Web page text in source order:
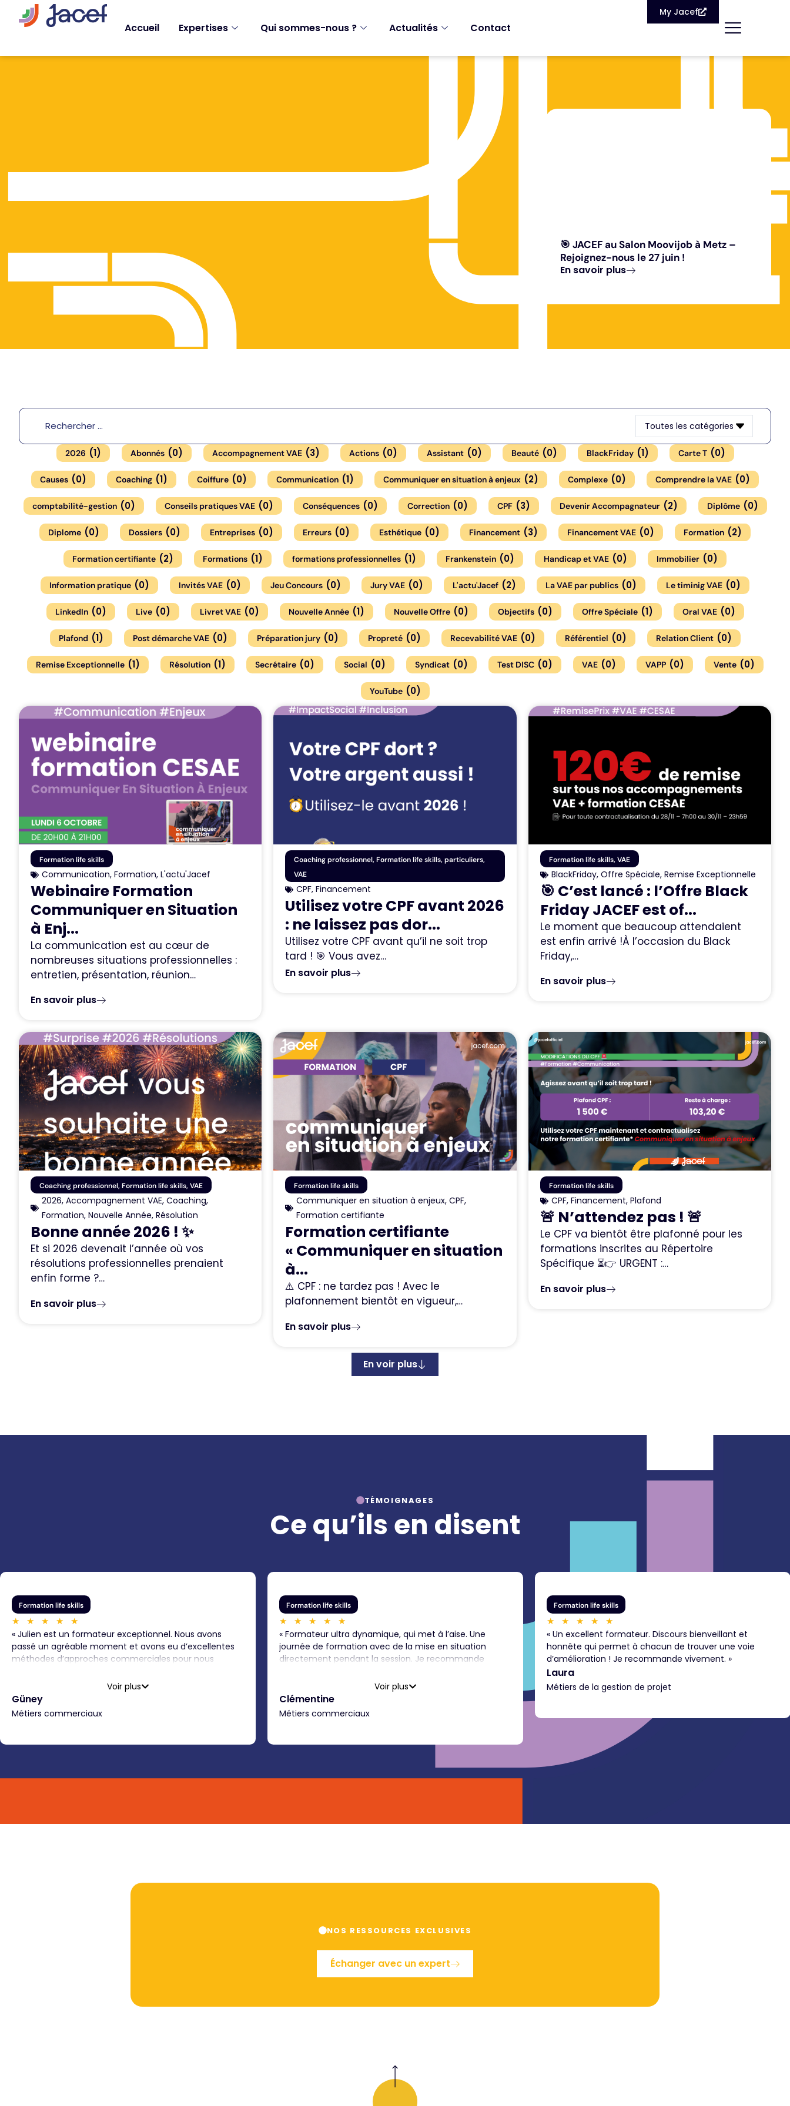
Accueil Expertises Qui sommes-nous ? Actualités Contact
My Jacef
🎯 JACEF au Salon Moovijob à Metz –
Rejoignez-nous le 27 juin !
En savoir plus
Toutes les catégories
2026 (1) Abonnés (0) Accompagnement VAE (3) Actions (0) Assistant (0) Beauté (0) BlackFriday (1) Carte T (0)
Causes (0) Coaching (1) Coiffure (0) Communication (1) Communiquer en situation à enjeux (2) Complexe (0) Comprendre la VAE (0)
comptabilité-gestion (0) Conseils pratiques VAE (0) Conséquences (0) Correction (0) CPF (3) Devenir Accompagnateur (2) Diplôme (0)
Diplome (0) Dossiers (0) Entreprises (0) Erreurs (0) Esthétique (0) Financement (3) Financement VAE (0) Formation (2)
Formation certifiante (2) Formations (1) formations professionnelles (1) Frankenstein (0) Handicap et VAE (0) Immobilier (0)
Information pratique (0) Invités VAE (0) Jeu Concours (0) Jury VAE (0) L'actu'Jacef (2) La VAE par publics (0) Le timinig VAE (0)
LinkedIn (0) Live (0) Livret VAE (0) Nouvelle Année (1) Nouvelle Offre (0) Objectifs (0) Offre Spéciale (1) Oral VAE (0)
Plafond (1) Post démarche VAE (0) Préparation jury (0) Propreté (0) Recevabilité VAE (0) Référentiel (0) Relation Client (0)
Remise Exceptionnelle (1) Résolution (1) Secrétaire (0) Social (0) Syndicat (0) Test DISC (0) VAE (0) VAPP (0) Vente (0)
YouTube (0)
Formation life skills
Communication, Formation, L'actu'Jacef
Webinaire Formation
Communiquer en Situation
à Enj...
La communication est au cœur de
nombreuses situations professionnelles :
entretien, présentation, réunion…
En savoir plus
Coaching professionnel,Formation life skills,particuliers,
VAE
CPF,Financement
Utilisez votre CPF avant 2026
: ne laissez pas dor...
Utilisez votre CPF avant qu’il ne soit trop
tard ! 🎯 Vous avez…
En savoir plus
Formation life skills, VAE
BlackFriday, Offre Spéciale, Remise Exceptionnelle
🎯 C’est lancé : l’Offre Black
Friday JACEF est of...
Le moment que beaucoup attendaient
est enfin arrivé !À l’occasion du Black
Friday,…
En savoir plus
Coaching professionnel, Formation life skills, VAE
2026, Accompagnement VAE, Coaching,
Formation, Nouvelle Année, Résolution
Bonne année 2026 ! ✨
Et si 2026 devenait l’année où vos
résolutions professionnelles prenaient
enfin forme ?…
En savoir plus
Formation life skills
Communiquer en situation à enjeux,CPF,
Formation certifiante
Formation certifiante
« Communiquer en situation
à...
⚠️ CPF : ne tardez pas ! Avec le
plafonnement bientôt en vigueur,…
En savoir plus
Formation life skills
CPF, Financement, Plafond
🚨 N’attendez pas ! 🚨
Le CPF va bientôt être plafonné pour les
formations inscrites au Répertoire
Spécifique ⏳👉 URGENT :…
En savoir plus
En voir plus
TÉMOIGNAGES
Ce qu’ils en disent
Formation life skills
★ ★ ★ ★ ★
« Julien est un formateur exceptionnel. Nous avons
passé un agréable moment et avons eu d’excellentes
méthodes d’approches commerciales pour nous
recommande sans hésiter !Merci beaucoup. Güney
KILING, Consultante en Management de transition »
Voir plus
Güney
Métiers commerciaux
Formation life skills
★ ★ ★ ★ ★
« Formateur ultra dynamique, qui met à l’aise. Une
journée de formation avec de la mise en situation
directement pendant la session. Je recommande
Voir plus
Clémentine
Métiers commerciaux
Formation life skills
★ ★ ★ ★ ★
« Un excellent formateur. Discours bienveillant et
honnête qui permet à chacun de trouver une voie
d’amélioration ! Je recommande vivement. »
Laura
Métiers de la gestion de projet
NOS RESSOURCES EXCLUSIVES
Échanger avec un expert